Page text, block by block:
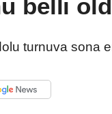
belli
turnuva sona